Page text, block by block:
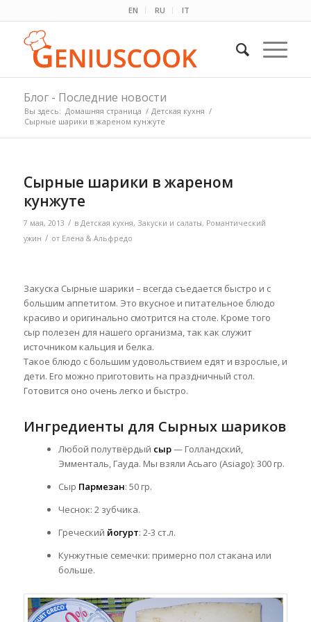
EN RU IT
Блог - Последние новости
Вы здесь: Домашняя страница / Детская кухня /
Сырные шарики в жареном кунжуте
Сырные шарики в жареном
кунжуте
7 мая, 2013 / в Детская кухня, Закуски и салаты, Романтический
ужин / от Елена & Альфредо
Закуска Сырные шарики – всегда съедается быстро и с
большим аппетитом. Это вкусное и питательное блюдо
красиво и оригинально смотрится на столе. Кроме того
сыр полезен для нашего организма, так как служит
источником кальция и белка.
Такое блюдо с большим удовольствием едят и взрослые, и
дети. Его можно приготовить на праздничный стол.
Готовится оно очень легко и быстро.
Ингредиенты для Сырных шариков
Любой полутвёрдый сыр— Голландский,
Эмменталь, Гауда. Мы взяли Асьаго (Asiago): 300 гр.
Сыр Пармезан: 50 гр.
Чеснок: 2 зубчика.
Греческий йогурт: 2-3 ст.л.
Кунжутные семечки: примерно пол стакана или
больше.